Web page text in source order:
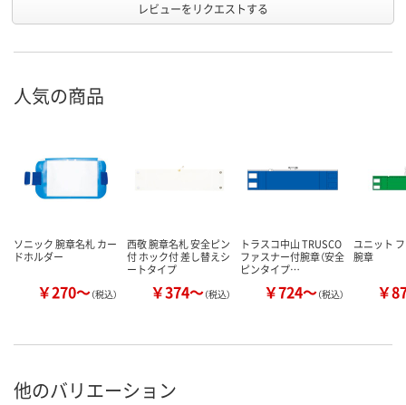
レビューをリクエストする
人気の商品
ソニック 腕章名札 カー
ドホルダー
￥270～（税込）
西敬 腕章名札 安全ピン
付 ホック付 差し替えシ
ートタイプ
￥374～（税込）
トラスコ中山 TRUSCO
ファスナー付腕章（安全
ピンタイプ…
￥724～（税込）
ユニット
腕章
￥
他のバリエーション